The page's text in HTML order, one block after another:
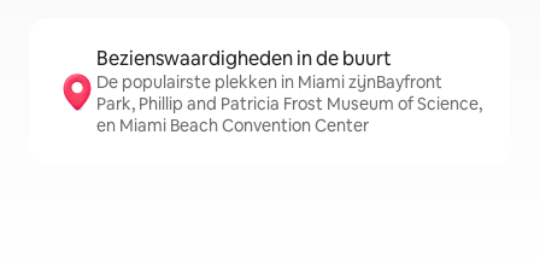
Bezienswaardigheden in de buurt
De populairste plekken in Miami zijnBayfront
Park, Phillip and Patricia Frost Museum of Science,
en Miami Beach Convention Center